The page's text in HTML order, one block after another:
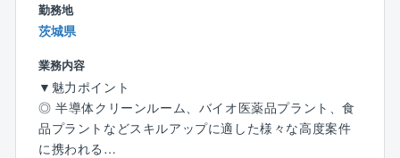
勤務地
茨城県
業務内容
▼魅力ポイント
◎ 半導体クリーンルーム、バイオ医薬品プラント、食
品プラントなどスキルアップに適した様々な高度案件
に携われる